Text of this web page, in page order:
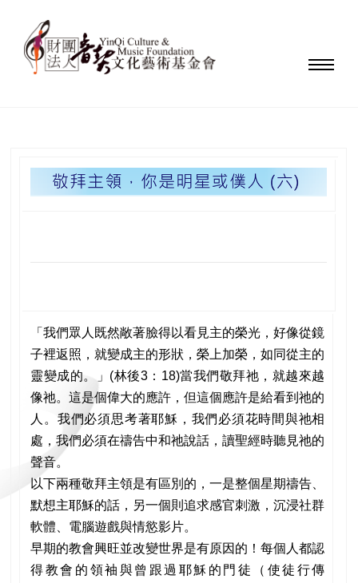
「我們眾人既然敞著臉得以看見主的榮光，好像從鏡
子裡返照，就變成主的形狀，榮上加榮，如同從主的
靈變成的。」(林後3：18)當我們敬拜祂，就越來越
像祂。這是個偉大的應許，但這個應許是給看到祂的
人。我們必須思考著耶穌，我們必須花時間與祂相
處，我們必須在禱告中和祂說話，讀聖經時聽見祂的
聲音。
以下兩種敬拜主領是有區別的，一是整個星期禱告、
默想主耶穌的話，另一個則追求感官刺激，沉浸社群
軟體、電腦遊戲與情慾影片。
早期的教會興旺並改變世界是有原因的！每個人都認
得教會的領袖與曾跟過耶穌的門徒（使徒行傳